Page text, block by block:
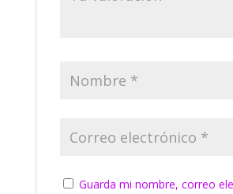
Guarda mi nombre, correo